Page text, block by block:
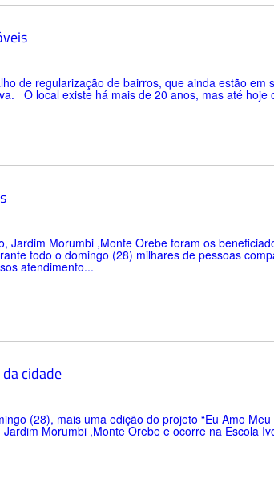
de regularização de bairros, que ainda estão em
O local existe há mais de 20 anos, mas até hoje
Jardim Morumbi ,Monte Orebe foram os
todo o domingo (28) milhares de pessoas
atendimento...
cidade
(28), mais uma edição do projeto “Eu Amo
Morumbi ,Monte Orebe e ocorre na Escola